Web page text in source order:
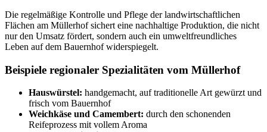
Die regelmäßige Kontrolle und Pflege der landwirtschaftlichen
Flächen am Müllerhof sichert eine nachhaltige Produktion, die nicht
nur den Umsatz fördert, sondern auch ein umweltfreundliches
Leben auf dem Bauernhof widerspiegelt.
Beispiele regionaler Spezialitäten vom Müllerhof
Hauswürstel: handgemacht, auf traditionelle Art gewürzt und
frisch vom Bauernhof
Weichkäse und Camembert: durch den schonenden
Reifeprozess mit vollem Aroma